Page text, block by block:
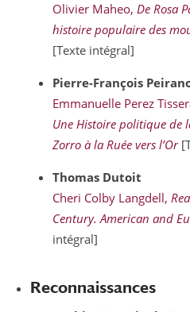
Olivier Maheo,De Rosa
histoire populaire des
[Texte intégral]
Pierre-François
Emmanuelle Perez
Une Histoire politique de
Zorro à la Ruée vers l’Or
Thomas Dutoit
Cheri Colby Langdell,
Century. American and
intégral]
Reconnaissances